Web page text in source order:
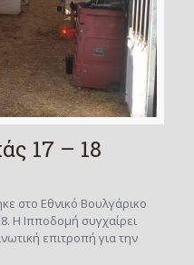
17 – 18
στο Εθνικό Βουλγάρικο
Η Ιπποδομή συγχαίρει
επιτροπή για την